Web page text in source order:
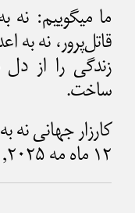
ما میگوییم: نه
قاتل‌پرور، نه به
زندگی را از
ساخت.
کارزار جهانی نه
۱۲ ماه مه ۲۰۲۵, ۲۲ اردیبهشت ۱۳۰۴